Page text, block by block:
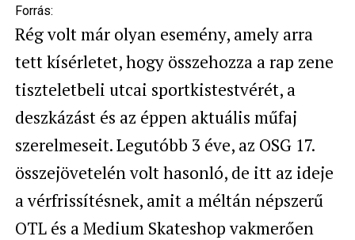
Forrás:
Rég volt már olyan esemény, amely arra
tett kísérletet, hogy összehozza a rap zene
tiszteletbeli utcai sportkistestvérét, a
deszkázást és az éppen aktuális műfaj
szerelmeseit. Legutóbb 3 éve, az OSG 17.
összejövetelén volt hasonló, de itt az ideje
a vérfrissítésnek, amit a méltán népszerű
OTL és a Medium Skateshop vakmerően